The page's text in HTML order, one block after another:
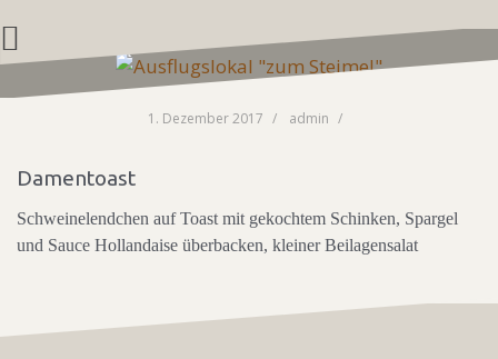
springen
1. Dezember 2017 admin
Damentoast
Schweinelendchen auf Toast mit gekochtem Schinken, Spargel
und Sauce Hollandaise überbacken, kleiner Beilagensalat